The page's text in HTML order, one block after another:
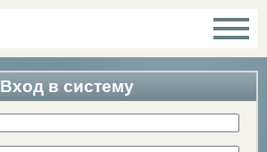
Вход в систему